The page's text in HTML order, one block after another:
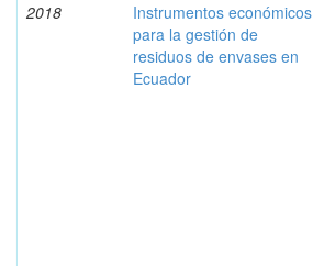
2018
Instrumentos económicos
para la gestión de
residuos de envases en
Ecuador